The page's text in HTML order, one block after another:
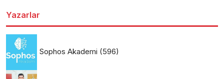
Yazarlar
Sophos Akademi (596)